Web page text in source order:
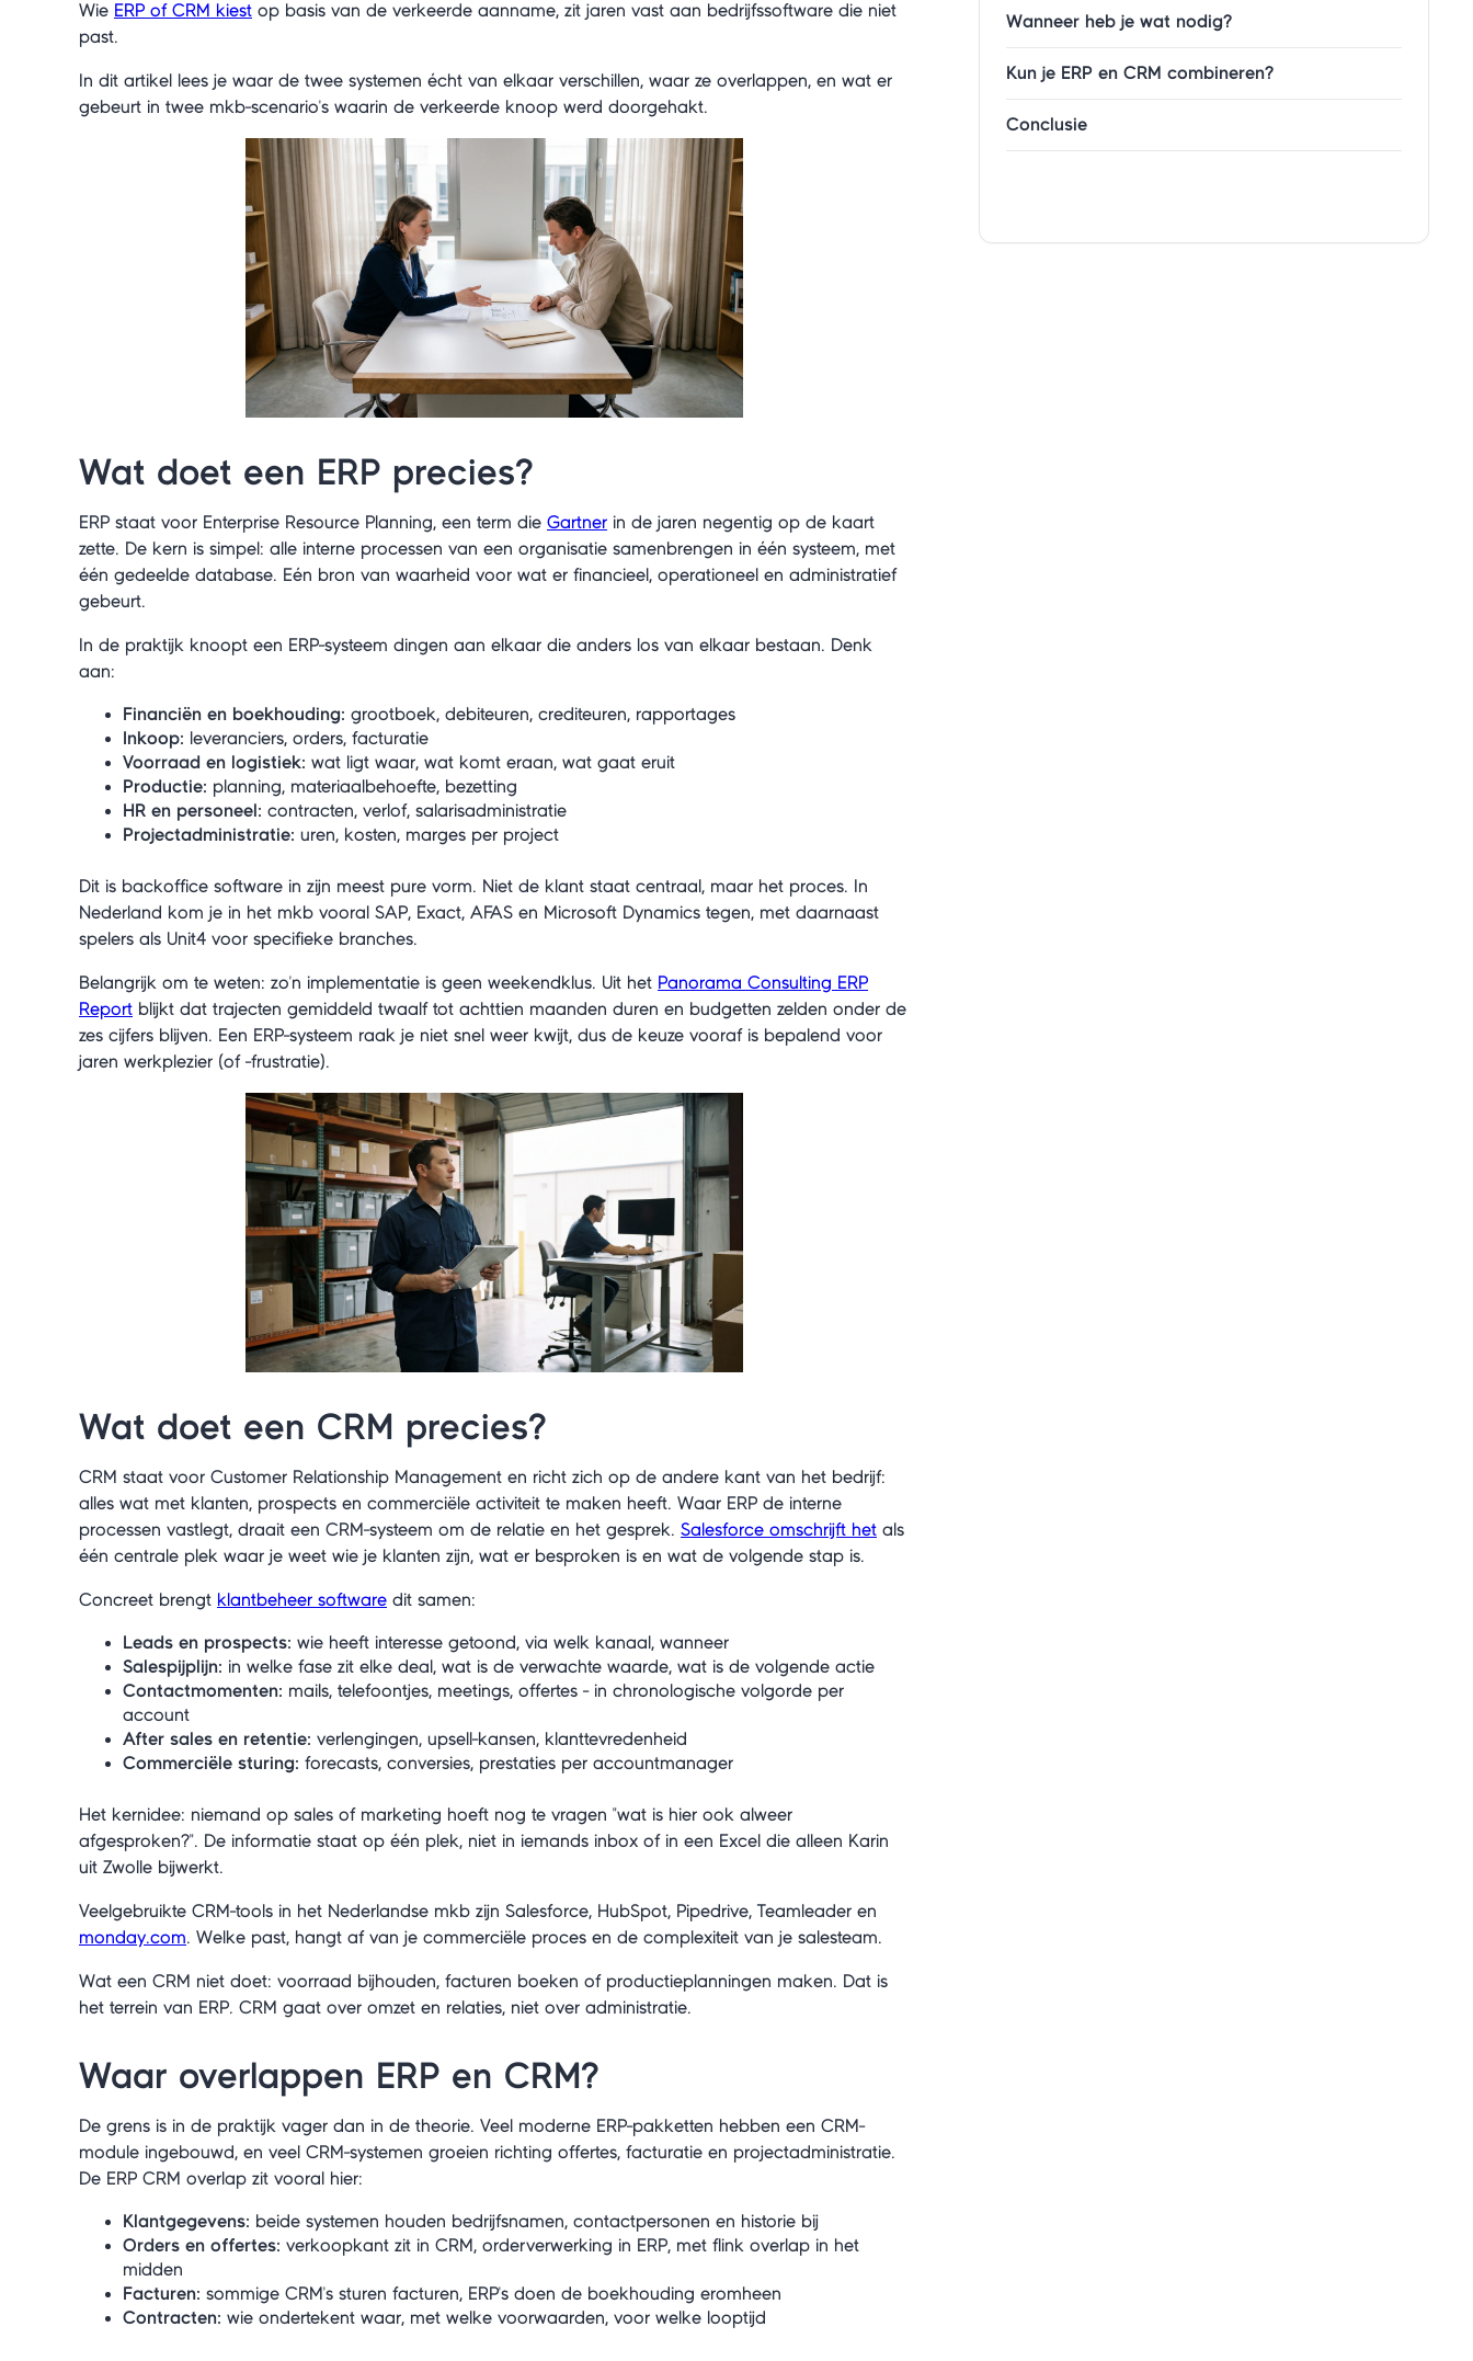
Wie ERP of CRM kiest op basis van de verkeerde aanname, zit jaren vast aan bedrijfssoftware die niet
past.
In dit artikel lees je waar de twee systemen écht van elkaar verschillen, waar ze overlappen, en wat er
gebeurt in twee mkb-scenario's waarin de verkeerde knoop werd doorgehakt.
Wat doet een ERP precies?
ERP staat voor Enterprise Resource Planning, een term die Gartner in de jaren negentig op de kaart
zette. De kern is simpel: alle interne processen van een organisatie samenbrengen in één systeem, met
één gedeelde database. Eén bron van waarheid voor wat er financieel, operationeel en administratief
gebeurt.
In de praktijk knoopt een ERP-systeem dingen aan elkaar die anders los van elkaar bestaan. Denk
aan:
Financiën en boekhouding: grootboek, debiteuren, crediteuren, rapportages
Inkoop: leveranciers, orders, facturatie
Voorraad en logistiek: wat ligt waar, wat komt eraan, wat gaat eruit
Productie: planning, materiaalbehoefte, bezetting
HR en personeel: contracten, verlof, salarisadministratie
Projectadministratie: uren, kosten, marges per project
Dit is backoffice software in zijn meest pure vorm. Niet de klant staat centraal, maar het proces. In
Nederland kom je in het mkb vooral SAP, Exact, AFAS en Microsoft Dynamics tegen, met daarnaast
spelers als Unit4 voor specifieke branches.
Belangrijk om te weten: zo'n implementatie is geen weekendklus. Uit het Panorama Consulting ERP
Report blijkt dat trajecten gemiddeld twaalf tot achttien maanden duren en budgetten zelden onder de
zes cijfers blijven. Een ERP-systeem raak je niet snel weer kwijt, dus de keuze vooraf is bepalend voor
jaren werkplezier (of -frustratie).
Wat doet een CRM precies?
CRM staat voor Customer Relationship Management en richt zich op de andere kant van het bedrijf:
alles wat met klanten, prospects en commerciële activiteit te maken heeft. Waar ERP de interne
processen vastlegt, draait een CRM-systeem om de relatie en het gesprek. Salesforce omschrijft het als
één centrale plek waar je weet wie je klanten zijn, wat er besproken is en wat de volgende stap is.
Concreet brengt klantbeheer software dit samen:
Leads en prospects: wie heeft interesse getoond, via welk kanaal, wanneer
Salespijplijn: in welke fase zit elke deal, wat is de verwachte waarde, wat is de volgende actie
Contactmomenten: mails, telefoontjes, meetings, offertes - in chronologische volgorde per
account
After sales en retentie: verlengingen, upsell-kansen, klanttevredenheid
Commerciële sturing: forecasts, conversies, prestaties per accountmanager
Het kernidee: niemand op sales of marketing hoeft nog te vragen "wat is hier ook alweer
afgesproken?". De informatie staat op één plek, niet in iemands inbox of in een Excel die alleen Karin
uit Zwolle bijwerkt.
Veelgebruikte CRM-tools in het Nederlandse mkb zijn Salesforce, HubSpot, Pipedrive, Teamleader en
monday.com. Welke past, hangt af van je commerciële proces en de complexiteit van je salesteam.
Wat een CRM niet doet: voorraad bijhouden, facturen boeken of productieplanningen maken. Dat is
het terrein van ERP. CRM gaat over omzet en relaties, niet over administratie.
Waar overlappen ERP en CRM?
De grens is in de praktijk vager dan in de theorie. Veel moderne ERP-pakketten hebben een CRM-
module ingebouwd, en veel CRM-systemen groeien richting offertes, facturatie en projectadministratie.
De ERP CRM overlap zit vooral hier:
Klantgegevens: beide systemen houden bedrijfsnamen, contactpersonen en historie bij
Orders en offertes: verkoopkant zit in CRM, orderverwerking in ERP, met flink overlap in het
midden
Facturen: sommige CRM's sturen facturen, ERP's doen de boekhouding eromheen
Contracten: wie ondertekent waar, met welke voorwaarden, voor welke looptijd
Wanneer heb je wat nodig?
Kun je ERP en CRM combineren?
Conclusie